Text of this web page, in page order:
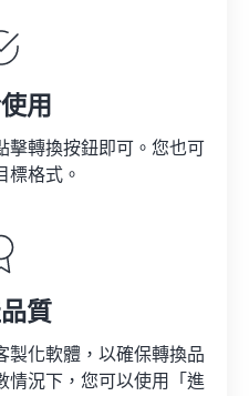
用
擊轉換按鈕即可。您也可
標格式。
質
製化軟體，以確保轉換品
情況下，您可以使用「進